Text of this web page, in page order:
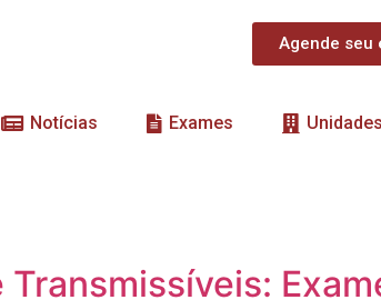
Agende seu
Notícias Exames Unidades